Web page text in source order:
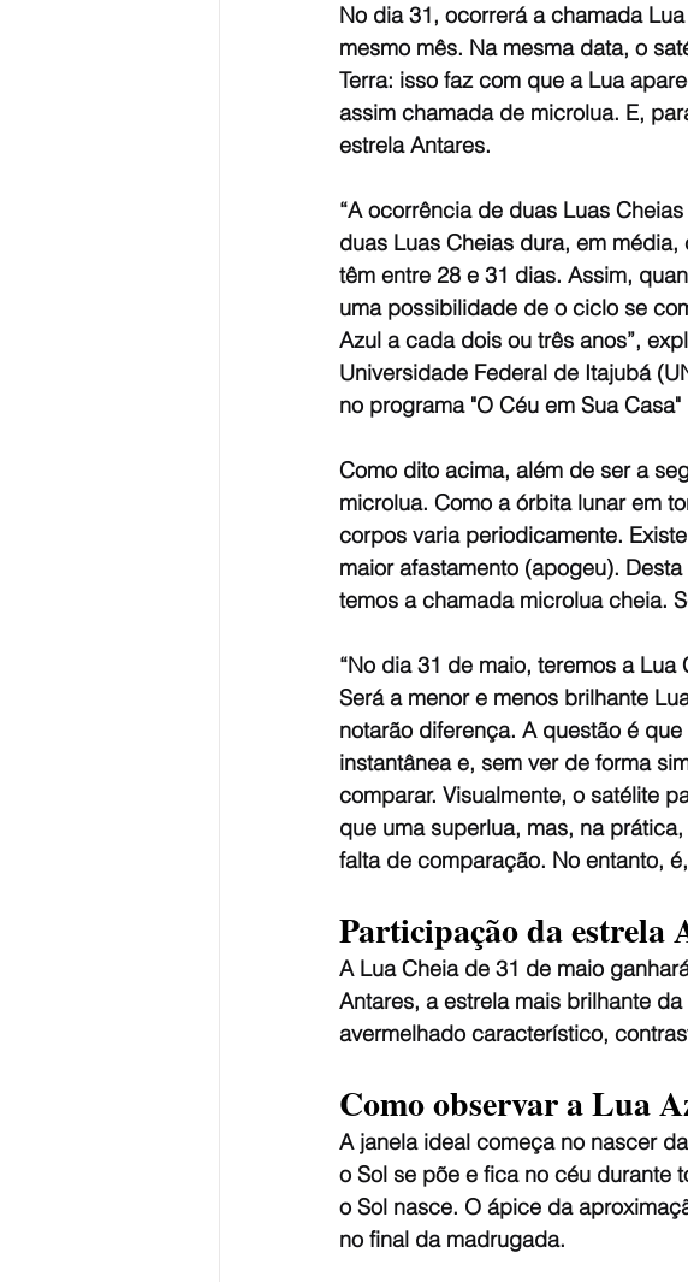
No dia 31, ocorrerá a chamada
mesmo mês. Na mesma data, o
Terra: isso faz com que a Lua
assim chamada de microlua. E,
estrela Antares.
“A ocorrência de duas Luas
duas Luas Cheias dura, em
têm entre 28 e 31 dias. Assim,
uma possibilidade de o ciclo se
Azul a cada dois ou três anos”,
Universidade Federal de Itajubá
no programa "O Céu em Sua Casa"
Como dito acima, além de ser a
microlua. Como a órbita lunar em
corpos varia periodicamente.
maior afastamento (apogeu).
temos a chamada microlua cheia.
“No dia 31 de maio, teremos a
Será a menor e menos brilhante
notarão diferença. A questão é
instantânea e, sem ver de forma
comparar. Visualmente, o satélite
que uma superlua, mas, na
falta de comparação. No entanto,
Participação da estrela
A Lua Cheia de 31 de maio
Antares, a estrela mais brilhante
avermelhado característico,
Como observar a Lua
A janela ideal começa no nascer
o Sol se põe e fica no céu durante
o Sol nasce. O ápice da
no final da madrugada.